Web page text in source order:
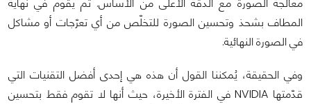
المطاف بشحذ وتحسين الصورة للتخلّص من أي تعرّجات أو مشاكل
في الصورة النهائية.
وفي الحقيقة، يُمكننا القول أن هذه هي إحدى أفضل التقنيات التي
قدّمتها NVIDIA في الفترة الأخيرة، حيث أنها لا تقوم فقط بتحسين